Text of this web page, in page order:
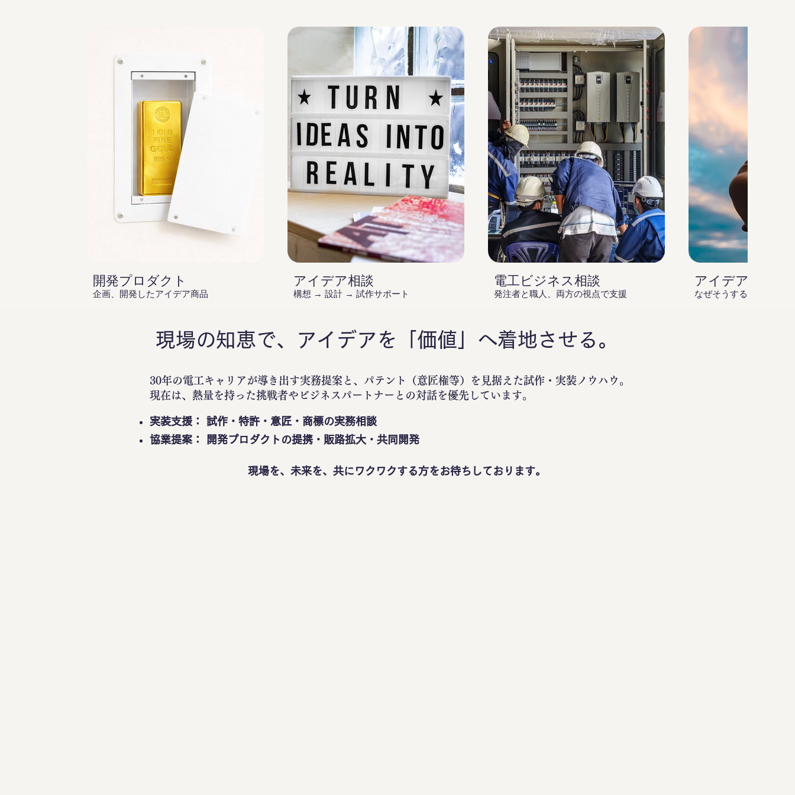
開発プロダクト
企画、開発したアイデア商品
アイデア相談
構想 → 設計 → 試作サポート
電工ビジネス相談
発注者と職人、両方の視点で支援
アイデア庵の思
なぜそうするのか？を伝
現場の知恵で、アイデアを「価値」へ着地させる。
30年の電工キャリアが導き出す実務提案と、パテント（意匠権等）を見据えた試作・実装ノウハウ。
現在は、熱量を持った挑戦者やビジネスパートナーとの対話を優先しています。
実装支援： 試作・特許・意匠・商標の実務相談
協業提案： 開発プロダクトの提携・販路拡大・共同開発
現場を、未来を、共にワクワクする方をお待ちしております。